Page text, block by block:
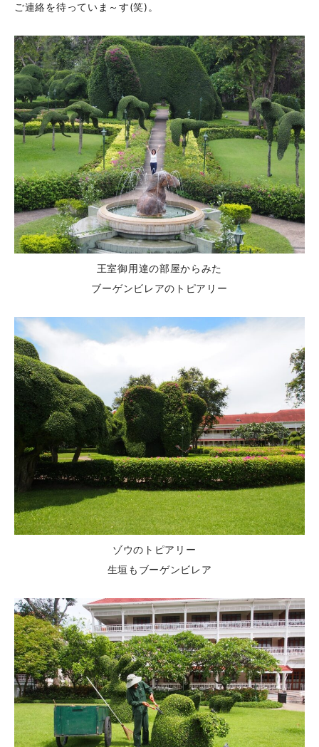
ご連絡を待っていま～す(笑)。
王室御用達の部屋からみた
ブーゲンビレアのトピアリー
ゾウのトピアリー
生垣もブーゲンビレア